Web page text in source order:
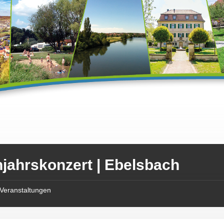
| Ebelsbach
Veranstaltungen